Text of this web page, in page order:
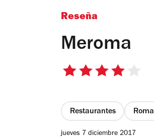
Reseña
Meroma
4
estrellas
Restaurantes Roma
jueves 7 diciembre 2017